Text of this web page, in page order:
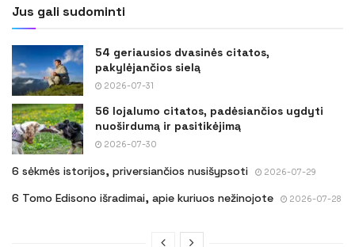
Jus gali sudominti
54 geriausios dvasinės citatos,
pakylėjančios sielą
2026-07-31
56 lojalumo citatos, padėsiančios ugdyti
nuoširdumą ir pasitikėjimą
2026-07-30
6 sėkmės istorijos, priversiančios nusišypsoti 2026-07-29
6 Tomo Edisono išradimai, apie kuriuos nežinojote 2026-07-28